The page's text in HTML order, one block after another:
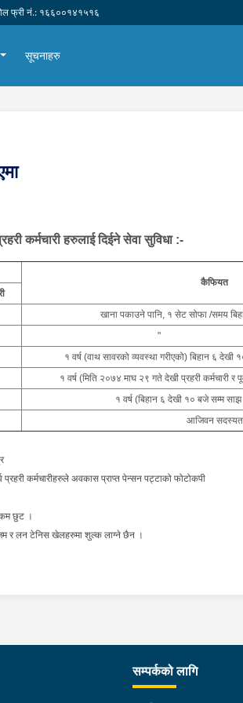
फ्री नं.: १६६००१४१५१६
सूचनाहरु
कर्मचारी हरुलाई दिईने सेवा सुविधा :-
कैफियत
खाना पकाउने पानि, १ सेट सोफा /समय
"
१ वर्ष (वाथ सावरको व्यवस्था गरीएको) बिहान ६
१ वर्ष (मिति २०७४ माघ २९ गते देखी प्रहरी कर्मचारी र
१ वर्ष (बिहान ६ देखी १० बजे सम्म
आजिवन
कर्मचारीहरुले अवकास प्राप्त पेन्सन पट्टाको फोटोकपी
छुट ।
जिम र लन टेनिस खेलहरुमा शुल्क लाग्ने छैन ।
सम्पर्कको लागि